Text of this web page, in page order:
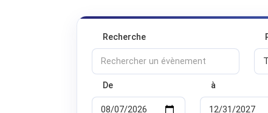
Recherche
De à